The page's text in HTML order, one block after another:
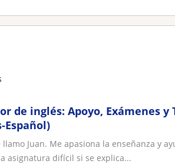
de inglés: Apoyo, Exámenes y
Español)
llamo Juan. Me apasiona la enseñanza y
asignatura difícil si se explica...